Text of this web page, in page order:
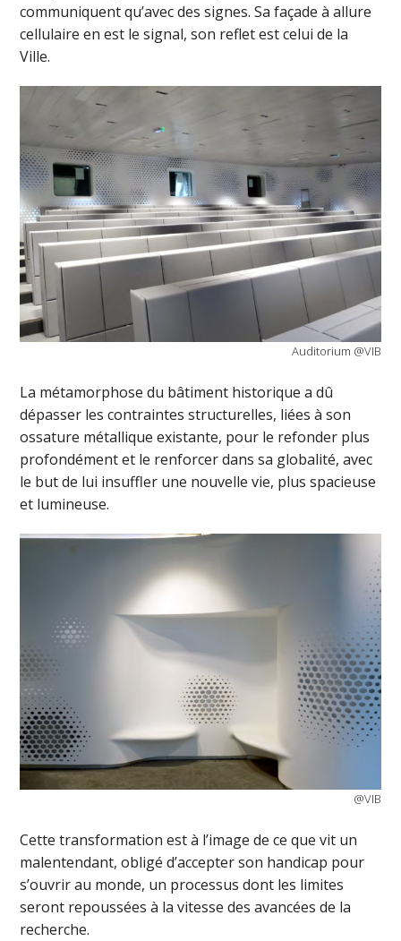
communiquent qu’avec des signes. Sa façade à allure
cellulaire en est le signal, son reflet est celui de la
Ville.
Auditorium @VIB
La métamorphose du bâtiment historique a dû
dépasser les contraintes structurelles, liées à son
ossature métallique existante, pour le refonder plus
profondément et le renforcer dans sa globalité, avec
le but de lui insuffler une nouvelle vie, plus spacieuse
et lumineuse.
@VIB
Cette transformation est à l’image de ce que vit un
malentendant, obligé d’accepter son handicap pour
s’ouvrir au monde, un processus dont les limites
seront repoussées à la vitesse des avancées de la
recherche.